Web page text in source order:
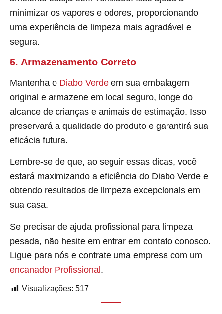
minimizar os vapores e odores, proporcionando
uma experiência de limpeza mais agradável e
segura.
5. Armazenamento Correto
Mantenha o Diabo Verde em sua embalagem
original e armazene em local seguro, longe do
alcance de crianças e animais de estimação. Isso
preservará a qualidade do produto e garantirá sua
eficácia futura.
Lembre-se de que, ao seguir essas dicas, você
estará maximizando a eficiência do Diabo Verde e
obtendo resultados de limpeza excepcionais em
sua casa.
Se precisar de ajuda profissional para limpeza
pesada, não hesite em entrar em contato conosco.
Ligue para nós e contrate uma empresa com um
encanador Profissional.
Visualizações: 517